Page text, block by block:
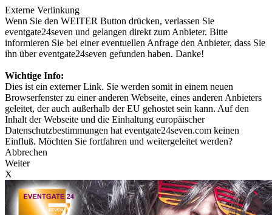
Externe Verlinkung
Wenn Sie den WEITER Button drücken, verlassen Sie
eventgate24seven und gelangen direkt zum Anbieter. Bitte
informieren Sie bei einer eventuellen Anfrage den Anbieter, dass Sie
ihn über eventgate24seven gefunden haben. Danke!
Wichtige Info:
Dies ist ein externer Link. Sie werden somit in einem neuen
Browserfenster zu einer anderen Webseite, eines anderen Anbieters
geleitet, der auch außerhalb der EU gehostet sein kann. Auf den
Inhalt der Webseite und die Einhaltung europäischer
Datenschutzbestimmungen hat eventgate24seven.com keinen
Einfluß. Möchten Sie fortfahren und weitergeleitet werden?
Abbrechen
Weiter
X